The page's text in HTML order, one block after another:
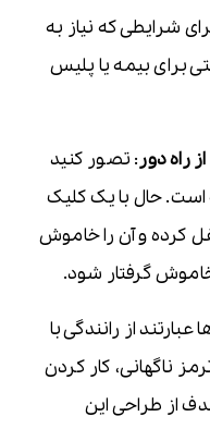
شرایطی که نیاز به
برای بیمه یا پلیس
راه دور: تصور کنید
حال با یک کلیک
کرده و آن را خاموش
گرفتار شود.
از رانندگی با
ناگهانی، کار کردن
از طراحی این